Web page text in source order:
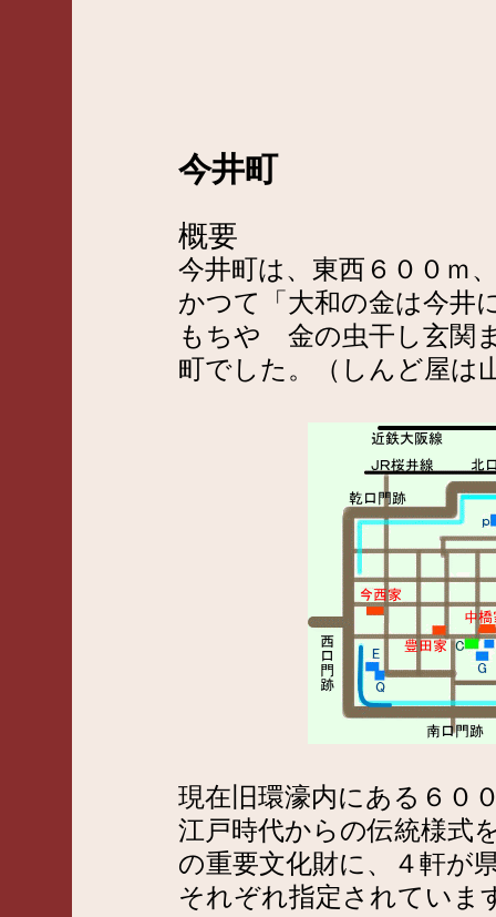
今井町
概要
今井町は、東西６００ｍ
かつて「大和の金は今井
もちや 金の虫干し玄関
町でした。（しんど屋は
現在旧環濠内にある６０
江戸時代からの伝統様式
の重要文化財に、４軒が
それぞれ指定されていま